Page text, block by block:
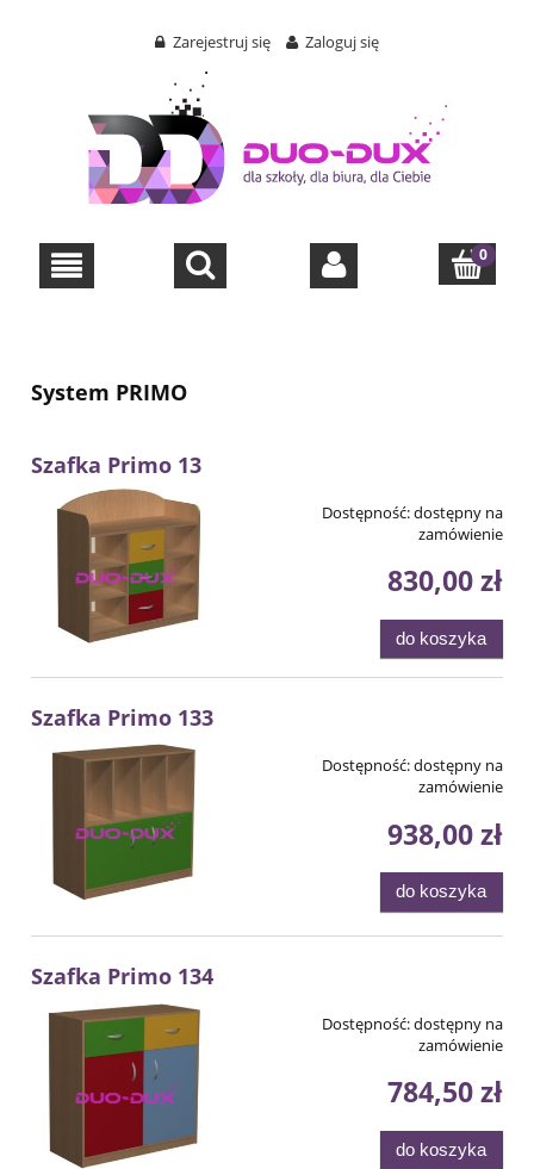
Zarejestruj się Zaloguj się
System PRIMO
Szafka Primo 13
Dostępność:dostępny na
zamówienie
830,00 zł
do koszyka
Szafka Primo 133
Dostępność:dostępny na
zamówienie
938,00 zł
do koszyka
Szafka Primo 134
Dostępność:dostępny na
zamówienie
784,50 zł
do koszyka